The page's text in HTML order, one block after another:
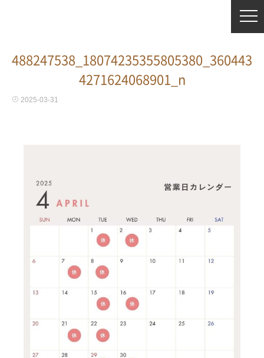
488247538_18074235355805380_360443
4271624068901_n
2025-03-31